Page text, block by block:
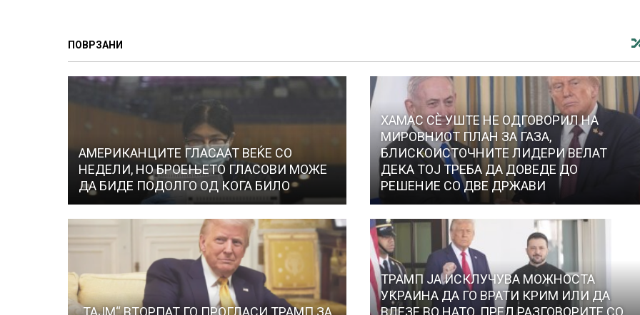
ПОВРЗАНИ
АМЕРИКАНЦИТЕ ГЛАСААТ ВЕЌЕ СО
НЕДЕЛИ, НО БРОЕЊЕТО ГЛАСОВИ МОЖЕ
ДА БИДЕ ПОДОЛГО ОД КОГА БИЛО
ХАМАС СÈ УШТЕ НЕ ОДГОВОРИЛ НА
МИРОВНИОТ ПЛАН ЗА ГАЗА,
БЛИСКОИСТОЧНИТЕ ЛИДЕРИ ВЕЛАТ
ДЕКА ТОЈ ТРЕБА ДА ДОВЕДЕ ДО
РЕШЕНИЕ СО ДВЕ ДРЖАВИ
„ТАЈМ“ ВТОРПАТ ГО ПРОГЛАСИ ТРАМП ЗА
ТРАМП ЈА ИСКЛУЧУВА МОЖНОСТА
УКРАИНА ДА ГО ВРАТИ КРИМ ИЛИ ДА
ВЛЕЗЕ ВО НАТО, ПРЕД РАЗГОВОРИТЕ СО